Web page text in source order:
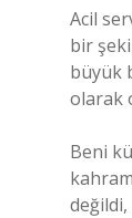
Acil
bir
büyük
olarak
Beni
değildi,